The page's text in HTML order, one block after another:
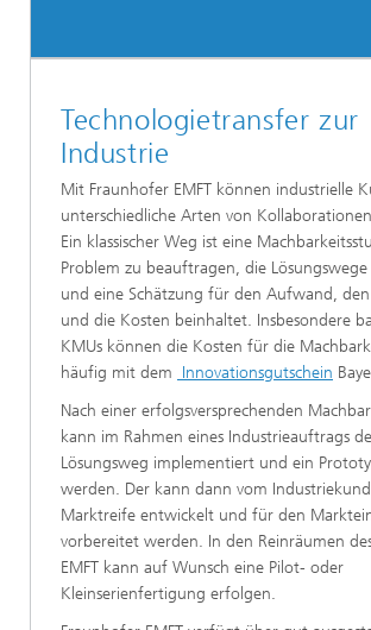
Technologietransfer zur
Industrie
Mit Fraunhofer EMFT können industrielle
unterschiedliche Arten von
Ein klassischer Weg ist eine
Problem zu beauftragen, die
und eine Schätzung für den Aufwand,
und die Kosten beinhaltet. Insbesondere
KMUs können die Kosten für die
häufig mit dem Innovationsgutschein
Nach einer erfolgsversprechenden
kann im Rahmen eines Industrieauftrags
Lösungsweg implementiert und ein
werden. Der kann dann vom
Marktreife entwickelt und für den
vorbereitet werden. In den Reinräumen
EMFT kann auf Wunsch eine Pilot- oder
Kleinserienfertigung erfolgen.